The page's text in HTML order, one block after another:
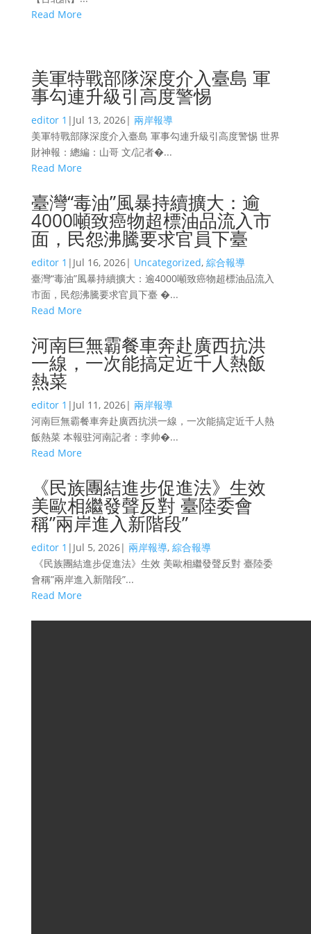
Read More
美軍特戰部隊深度介入臺島 軍
事勾連升級引高度警惕
editor 1 | Jul 13, 2026| 兩岸報導
美軍特戰部隊深度介入臺島 軍事勾連升級引高度警惕 世界
財神報：總編：山哥 文/記者�...
Read More
臺灣“毒油”風暴持續擴大：逾
4000噸致癌物超標油品流入市
面，民怨沸騰要求官員下臺
editor 1 | Jul 16, 2026| Uncategorized, 綜合報導
臺灣“毒油”風暴持續擴大：逾4000噸致癌物超標油品流入
市面，民怨沸騰要求官員下臺 �...
Read More
河南巨無霸餐車奔赴廣西抗洪
一線，一次能搞定近千人熱飯
熱菜
editor 1 | Jul 11, 2026| 兩岸報導
河南巨無霸餐車奔赴廣西抗洪一線，一次能搞定近千人熱
飯熱菜 本報驻河南記者：李帅�...
Read More
《民族團結進步促進法》生效
美歐相繼發聲反對 臺陸委會
稱”兩岸進入新階段”
editor 1 | Jul 5, 2026| 兩岸報導, 綜合報導
《民族團結進步促進法》生效 美歐相繼發聲反對 臺陸委
會稱”兩岸進入新階段”...
Read More